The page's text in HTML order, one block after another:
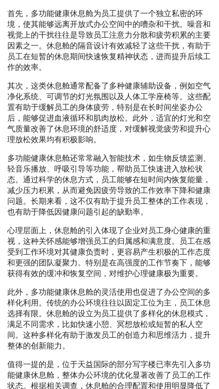
首先，多功能健康休息舱为员工提供了一个独立私密的环
境，使其能够远离开放式办公空间中的嘈杂和干扰。噪音和
视觉上的干扰往往是导致员工注意力分散和疲劳积累的主要
因素之一。休息舱的隔音设计有效减轻了这些干扰，有助于
员工在短暂的休息期间快速恢复精神状态，进而提升后续工
作的效率。
其次，这类休息舱通常配备了多种健康辅助设备，例如空气
净化系统、可调节的灯光氛围以及人体工学座椅等。这些配
置有助于缓解员工的身体疲劳，特别是在长时间坐姿办公
后，能够促进血液循环和肌肉放松。此外，适宜的灯光和空
气质量改善了休息环境的舒适度，对缓解视觉疲劳和提升心
理放松效果均有积极影响。
多功能健康休息舱还常常融入智能技术，如生物反馈监测、
轻音乐播放、呼吸引导等功能，帮助员工快速进入放松状
态。通过科学的休息方式，员工能够在短时间内恢复能量，
减少压力积累，从而避免因疲劳导致的工作效率下降和健康
问题。长期来看，这不仅有助于提升员工整体的工作表现，
也有助于降低因健康问题引起的缺勤率。
心理层面上，休息舱的引入体现了企业对员工身心健康的重
视，这种关怀感能够增强员工的归属感和满意度。员工在感
受到工作环境对其健康负责时，更容易产生积极的工作态度
和更强的团队凝聚力。特别是在高强度的工作节奏下，能够
获得有效的缓冲和恢复空间，对维护心理健康极为重要。
此外，多功能健康休息舱的灵活使用也促进了办公空间的多
样化利用。传统的办公环境往往以固定工位为主，员工休息
选择有限。休息舱的设立为员工提供了多样化的休息模式，
满足不同需求，比如快速小憩、冥想放松或短暂的私人空
间。这种多样化有助于激发员工的创造力和思维活力，提升
整体的创新能力。
值得一提的是，位于天益国际的部分写字楼已率先引入多功
能健康休息舱，整体办公环境的优化显著改善了员工的工作
状态。根据相关调查，休息舱的合理配置和使用明显降低了